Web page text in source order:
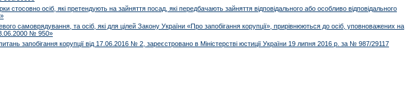
осіб, які претендують на зайняття посад, які передбачають зайняття відповідального або особливо відповідального
самоврядування, та осіб, які для цілей Закону України «Про запобігання корупції», прирівнюються до осіб, уповноважених на
№ 950»
запобігання корупції від 17.06.2016 № 2, зареєстровано в Міністерстві юстиції України 19 липня 2016 р. за № 987/29117